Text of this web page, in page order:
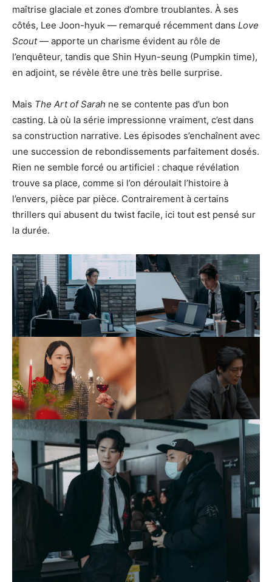
maîtrise glaciale et zones d’ombre troublantes. À ses
côtés, Lee Joon-hyuk — remarqué récemment dans Love
Scout— apporte un charisme évident au rôle de
l’enquêteur, tandis que Shin Hyun-seung (Pumpkin time),
en adjoint, se révèle être une très belle surprise.
Mais The Art of Sarah ne se contente pas d’un bon
casting. Là où la série impressionne vraiment, c’est dans
sa construction narrative. Les épisodes s’enchaînent avec
une succession de rebondissements parfaitement dosés.
Rien ne semble forcé ou artificiel : chaque révélation
trouve sa place, comme si l’on déroulait l’histoire à
l’envers, pièce par pièce. Contrairement à certains
thrillers qui abusent du twist facile, ici tout est pensé sur
la durée.